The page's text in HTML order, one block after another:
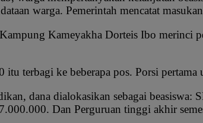
warga. Pemerintah mencatat
Kameyakha Dorteis Ibo merinci
itu terbagi ke beberapa pos. Porsi
dana dialokasikan sebagai
Dan Perguruan tinggi akhir